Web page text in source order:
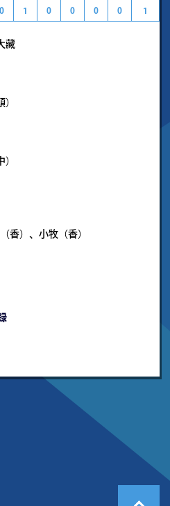
0 1 0 0 0 0 1
藏
香）、小牧（香）